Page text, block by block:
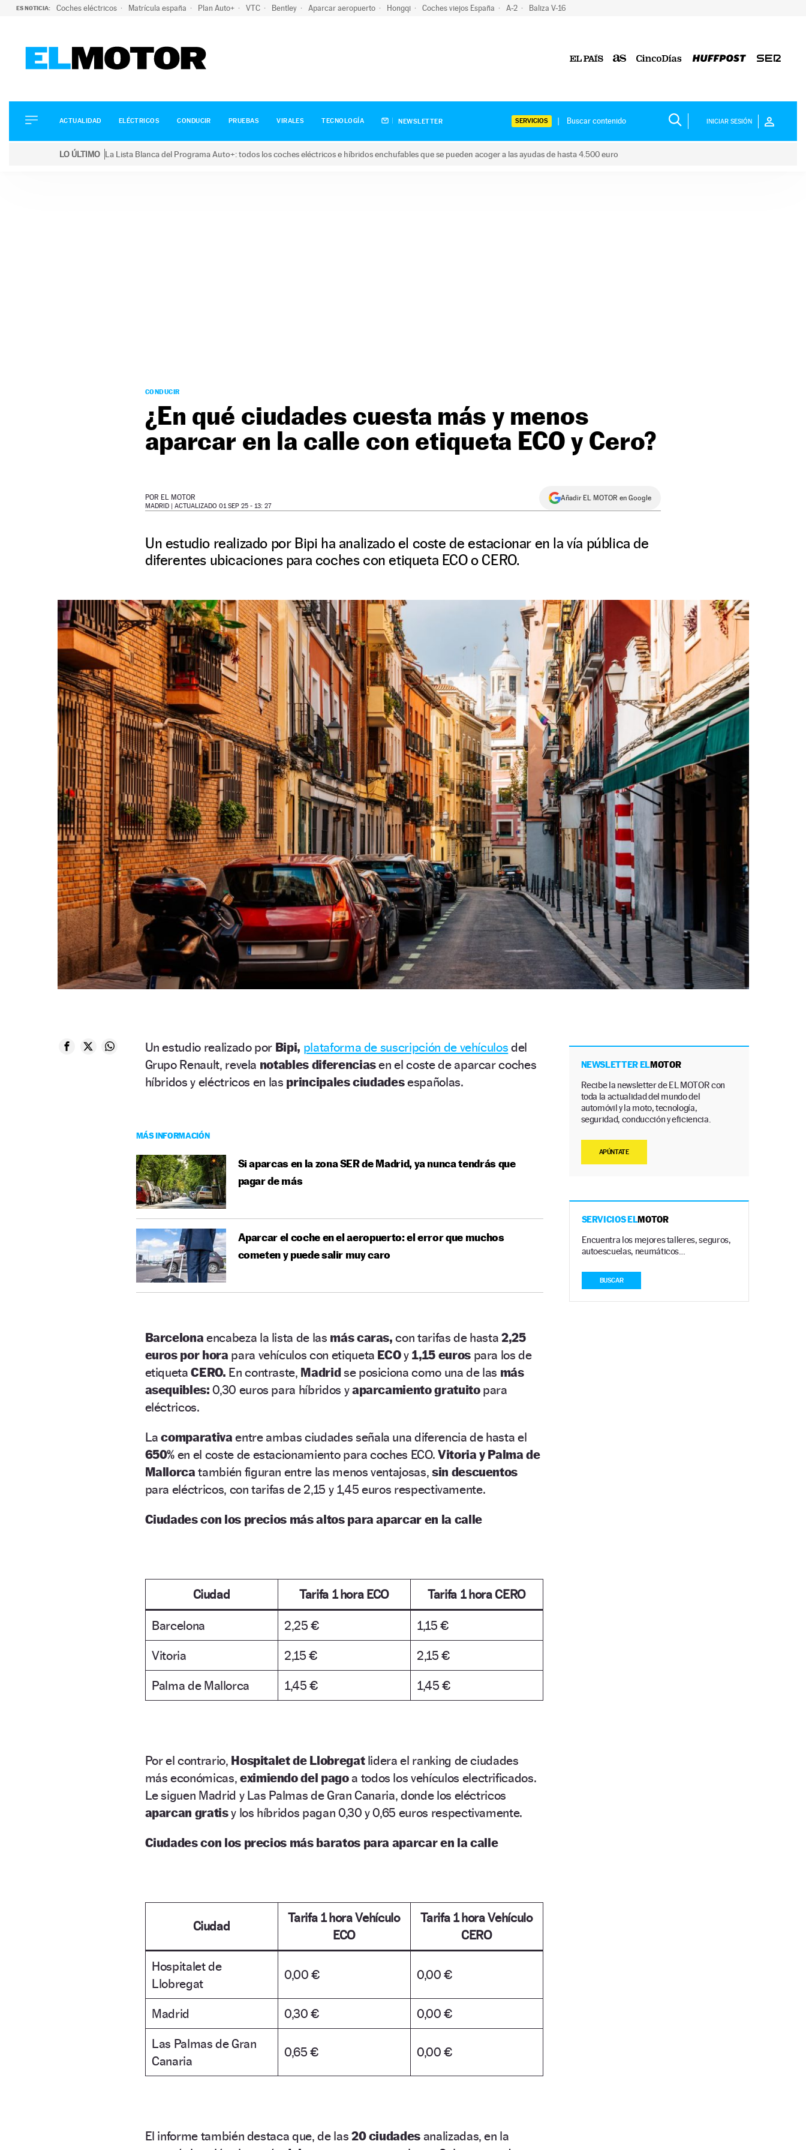
ES NOTICIA: Coches eléctricos Matrícula españa Plan Auto+ VTC Bentley Aparcar aeropuerto Hongqi Coches viejos España A-2 Baliza V-16
ELÉCTRICOS
CONDUCIR
ACTUALIDAD ELÉCTRICOS CONDUCIR PRUEBAS VIRALES TECNOLOGÍA NEWSLETTER SERVICIOS INICIAR SESIÓN
LO ÚLTIMO La Lista Blanca del Programa Auto+: todos los coches eléctricos e híbridos enchufables que se pueden acoger a las ayudas de hasta 4.500 euro
CONDUCIR
¿En qué ciudades cuesta más y menos
aparcar en la calle con etiqueta ECO y Cero?
POR EL MOTOR
MADRID | ACTUALIZADO 01 SEP 25 - 13: 27
Añadir EL MOTOR en Google
Un estudio realizado por Bipi ha analizado el coste de estacionar en la vía pública de
diferentes ubicaciones para coches con etiqueta ECO o CERO.
Un estudio realizado por Bipi, plataforma de suscripción de vehículos del
Grupo Renault, revela notables diferenciasen el coste de aparcar coches
híbridos y eléctricos en las principales ciudadesespañolas.
MÁS INFORMACIÓN
Si aparcas en la zona SER de Madrid, ya nunca tendrás que
pagar de más
Aparcar el coche en el aeropuerto: el error que muchos
cometen y puede salir muy caro
Barcelona encabeza la lista de las más caras,con tarifas de hasta2,25
euros por hora para vehículos con etiqueta ECOy 1,15 eurospara los de
etiquetaCERO. En contraste, Madridse posiciona como una de las más
asequibles:0,30 euros para híbridos yaparcamiento gratuitopara
eléctricos.
Lacomparativaentre ambas ciudades señala una diferencia de hasta el
650% en el coste de estacionamiento para coches ECO. Vitoria y Palma de
Mallorcatambién figuran entre las menos ventajosas, sin descuentos
para eléctricos, con tarifas de 2,15 y 1,45 euros respectivamente.
Ciudades con los precios más altos para aparcar en la calle
Ciudad Tarifa 1 hora ECO Tarifa 1 hora CERO
Barcelona 2,25 €
1,15 €
Vitoria
2,15 €
2,15 €
Palma de Mallorca
1,45 € 1,45 €
Por el contrario, Hospitalet de Llobregatlidera el ranking de ciudades
más económicas, eximiendo del pagoa todos los vehículos electrificados.
Le siguen Madrid y Las Palmas de Gran Canaria, donde los eléctricos
aparcan gratisy los híbridos pagan 0,30 y 0,65 euros respectivamente.
Ciudades con los precios más baratos para aparcar en la calle
Ciudad
Tarifa 1 hora Vehículo
ECO
Tarifa 1 hora Vehículo
CERO
Hospitalet de
Llobregat
0,00 € 0,00 €
Madrid 0,30 €
0,00 €
Las Palmas de Gran
Canaria
0,65 € 0,00 €
El informe también destaca que, de las 20 ciudades analizadas, en la
NEWSLETTER ELMOTOR
Recibe la newsletter de EL MOTOR con
toda la actualidad del mundo del
automóvil y la moto, tecnología,
seguridad, conducción y eficiencia.
APÚNTATE
SERVICIOS ELMOTOR
Encuentra los mejores talleres, seguros,
autoescuelas, neumáticos…
BUSCAR